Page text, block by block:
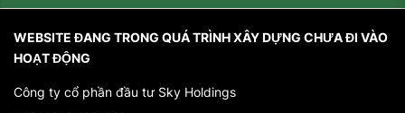
WEBSITE ĐANG TRONG QUÁ TRÌNH XÂY DỰNG CHƯA ĐI VÀO
HOẠT ĐỘNG
Công ty cổ phần đầu tư Sky Holdings